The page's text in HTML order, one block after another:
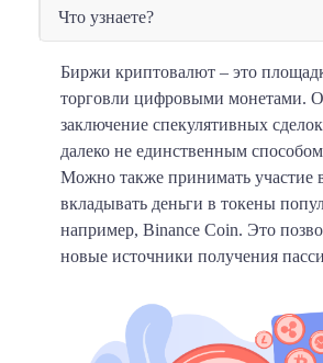
Что узнаете?
Биржи криптовалют – это
торговли цифровыми монетами.
заключение спекулятивных сделок
далеко не единственным способом
Можно также принимать участие
вкладывать деньги в токены
например, Binance Coin. Это
новые источники получения